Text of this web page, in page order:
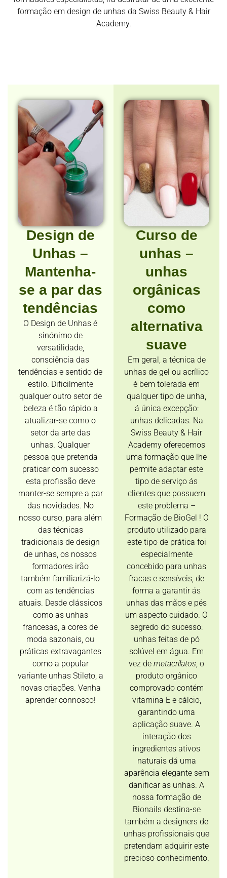
formação em design de unhas da Swiss Beauty & Hair
Academy.
Design de
Unhas –
Mantenha-
se a par das
tendências
O Design de Unhas é
sinónimo de
versatilidade,
consciência das
tendências e sentido de
estilo. Dificilmente
qualquer outro setor de
beleza é tão rápido a
atualizar-se como o
setor da arte das
unhas. Qualquer
pessoa que pretenda
praticar com sucesso
esta profissão deve
manter-se sempre a par
das novidades. No
nosso curso, para além
das técnicas
tradicionais de design
de unhas, os nossos
formadores irão
também familiarizá-lo
com as tendências
atuais. Desde clássicos
como as unhas
francesas, a cores de
moda sazonais, ou
práticas extravagantes
como a popular
variante unhas Stileto, a
novas criações. Venha
aprender connosco!
Curso de
unhas –
unhas
orgânicas
como
alternativa
suave
Em geral, a técnica de
unhas de gel ou acrílico
é bem tolerada em
qualquer tipo de unha,
á única excepção:
unhas delicadas. Na
Swiss Beauty & Hair
Academy oferecemos
uma formação que lhe
permite adaptar este
tipo de serviço ás
clientes que possuem
este problema –
Formação de BioGel ! O
produto utilizado para
este tipo de prática foi
especialmente
concebido para unhas
fracas e sensíveis, de
forma a garantir ás
unhas das mãos e pés
um aspecto cuidado. O
segredo do sucesso:
unhas feitas de pó
solúvel em água. Em
vez demetacrilatos, o
produto orgânico
comprovado contém
vitamina E e cálcio,
garantindo uma
aplicação suave. A
interação dos
ingredientes ativos
naturais dá uma
aparência elegante sem
danificar as unhas. A
nossa formação de
Bionails destina-se
também a designers de
unhas profissionais que
pretendam adquirir este
precioso conhecimento.